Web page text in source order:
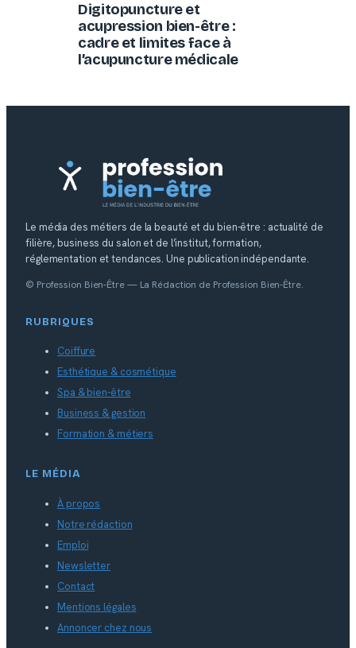
Digitopuncture et
acupression bien-être :
cadre et limites face à
l’acupuncture médicale
Le média des métiers de la beauté et du bien-être : actualité de
filière, business du salon et de l’institut, formation,
réglementation et tendances. Une publication indépendante.
© Profession Bien-Être — La Rédaction de Profession Bien-Être.
RUBRIQUES
Coiffure
Esthétique & cosmétique
Spa & bien-être
Business & gestion
Formation & métiers
LE MÉDIA
À propos
Notre rédaction
Emploi
Newsletter
Contact
Mentions légales
Annoncer chez nous